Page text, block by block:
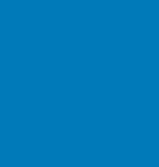
是因为这个原因，我们现在
用场所。
料，我们现在所使用的土工
一个各种材料的集合体，或
土工布的要求，可以根据使
场，我们可以生产分子之间
，其他也是如此。
的整体属性，也决定了土工
，它们决定了土工布使用时